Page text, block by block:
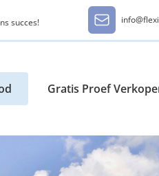
succes!
Gratis Proef